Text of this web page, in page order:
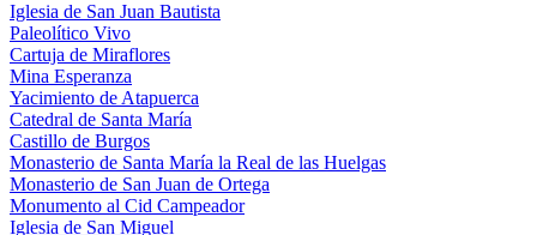
Iglesia de San Juan Bautista
Paleolítico Vivo
Cartuja de Miraflores
Mina Esperanza
Yacimiento de Atapuerca
Catedral de Santa María
Castillo de Burgos
Monasterio de Santa María la Real de las Huelgas
Monasterio de San Juan de Ortega
Monumento al Cid Campeador
Iglesia de San Miguel